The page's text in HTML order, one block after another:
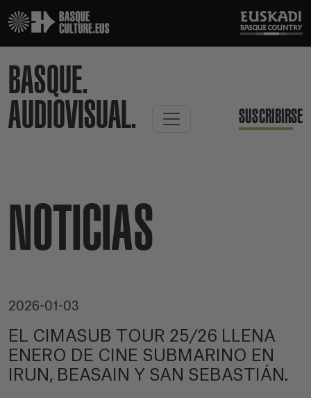
BASQUE.
AUDIOVISUAL.
SUSCRIBIRSE
NOTICIAS
2026-01-03
EL CIMASUB TOUR 25/26 LLENA
ENERO DE CINE SUBMARINO EN
IRUN, BEASAIN Y SAN SEBASTIÁN.